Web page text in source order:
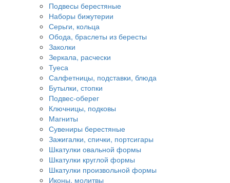
Подвесы берестяные
Наборы бижутерии
Серьги, кольца
Обода, браслеты из бересты
Заколки
Зеркала, расчески
Туеса
Салфетницы, подставки, блюда
Бутылки, стопки
Подвес-оберег
Ключницы, подковы
Магниты
Сувениры берестяные
Зажигалки, спички, портсигары
Шкатулки овальной формы
Шкатулки круглой формы
Шкатулки произвольной формы
Иконы, молитвы